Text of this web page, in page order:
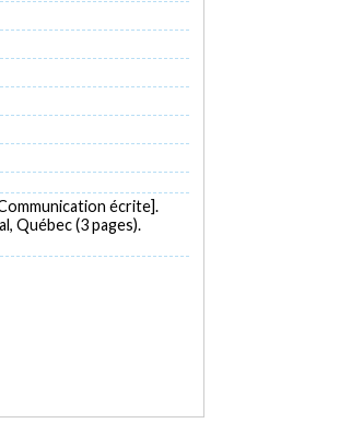
écrite].
Québec (3 pages).